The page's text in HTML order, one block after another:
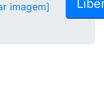
imagem]